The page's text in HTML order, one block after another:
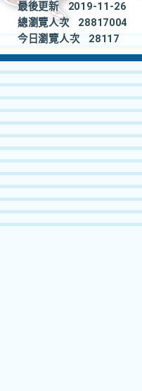
最後更新
2019-11-26
總瀏覽人次
28817004
今日瀏覽人次
28117